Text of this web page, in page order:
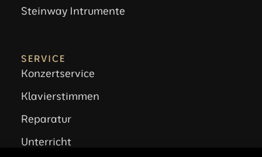
Steinway Intrumente
SERVICE
Konzertservice
Klavierstimmen
Reparatur
Unterricht